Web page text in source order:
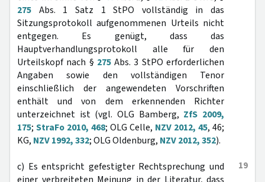
275 Abs. 1 Satz 1 StPO vollständig in das
Sitzungsprotokoll aufgenommenen Urteils nicht
entgegen. Es genügt, dass das
Hauptverhandlungsprotokoll alle für den
Urteilskopf nach § 275Abs. 3 StPO erforderlichen
Angaben sowie den vollständigen Tenor
einschließlich der angewendeten Vorschriften
enthält und von dem erkennenden Richter
unterzeichnet ist (vgl. OLG Bamberg, ZfS 2009,
175; StraFo 2010, 468; OLG Celle, NZV 2012, 45, 46;
KG, NZV 1992, 332; OLG Oldenburg, NZV 2012, 352).
19
c) Es entspricht gefestigter Rechtsprechung und